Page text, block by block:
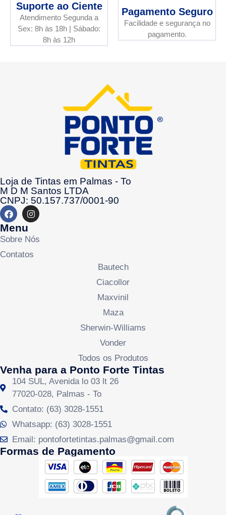
Suporte ao Ciente
Atendimento Segunda a
Sex: 8h às 18h | Sábado:
8h às 12h
Pagamento Seguro
Facilidade e segurança no
pagamento.
Loja de Tintas em Palmas - To
M D M Santos LTDA
CNPJ: 50.157.737/0001-90
Menu
Sobre Nós
Contatos
Bautech
Ciacollor
Maxvinil
Maza
Sherwin-Williams
Vonder
Todos os Produtos
Venha para a Ponto Forte Tintas
104 SUL, Avenida lo 03 lt 26
77020-028, Palmas - To
Contato: (63) 3028-1551
Whatsapp: (63) 3028-1551
Email: pontofortetintas.palmas@gmail.com
Formas de Pagamento